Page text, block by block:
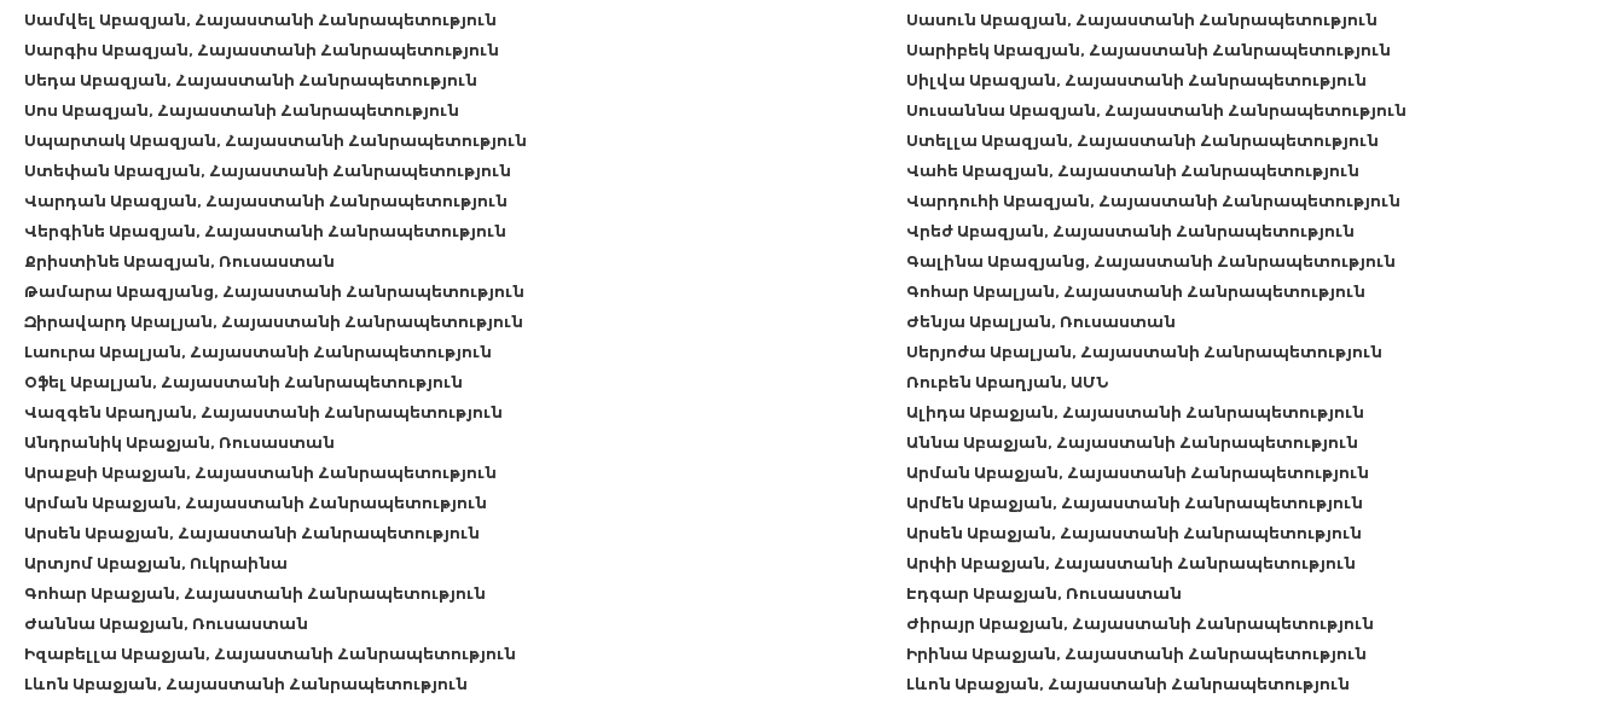
Սամվել Աբազյան, Հայաստանի Հանրապետություն
Սասուն Աբազյան, Հայաստանի Հանրապետություն
Սարգիս Աբազյան, Հայաստանի Հանրապետություն
Սարիբեկ Աբազյան, Հայաստանի Հանրապետություն
Սեդա Աբազյան, Հայաստանի Հանրապետություն
Սիլվա Աբազյան, Հայաստանի Հանրապետություն
Սոս Աբազյան, Հայաստանի Հանրապետություն
Սուսաննա Աբազյան, Հայաստանի Հանրապետություն
Սպարտակ Աբազյան, Հայաստանի Հանրապետություն
Ստելլա Աբազյան, Հայաստանի Հանրապետություն
Ստեփան Աբազյան, Հայաստանի Հանրապետություն
Վահե Աբազյան, Հայաստանի Հանրապետություն
Վարդան Աբազյան, Հայաստանի Հանրապետություն
Վարդուհի Աբազյան, Հայաստանի Հանրապետություն
Վերգինե Աբազյան, Հայաստանի Հանրապետություն
Վրեժ Աբազյան, Հայաստանի Հանրապետություն
Քրիստինե Աբազյան, Ռուսաստան
Գալինա Աբազյանց, Հայաստանի Հանրապետություն
Թամարա Աբազյանց, Հայաստանի Հանրապետություն
Գոհար Աբալյան, Հայաստանի Հանրապետություն
Զիրավարդ Աբալյան, Հայաստանի Հանրապետություն
Ժենյա Աբալյան, Ռուսաստան
Լաուրա Աբալյան, Հայաստանի Հանրապետություն
Սերյոժա Աբալյան, Հայաստանի Հանրապետություն
Օֆել Աբալյան, Հայաստանի Հանրապետություն
Ռուբեն Աբաղյան, ԱՄՆ
Վազգեն Աբաղյան, Հայաստանի Հանրապետություն
Ալիդա Աբաջյան, Հայաստանի Հանրապետություն
Անդրանիկ Աբաջյան, Ռուսաստան
Աննա Աբաջյան, Հայաստանի Հանրապետություն
Արաքսի Աբաջյան, Հայաստանի Հանրապետություն
Արման Աբաջյան, Հայաստանի Հանրապետություն
Արման Աբաջյան, Հայաստանի Հանրապետություն
Արմեն Աբաջյան, Հայաստանի Հանրապետություն
Արսեն Աբաջյան, Հայաստանի Հանրապետություն
Արսեն Աբաջյան, Հայաստանի Հանրապետություն
Արտյոմ Աբաջյան, Ուկրաինա
Արփի Աբաջյան, Հայաստանի Հանրապետություն
Գոհար Աբաջյան, Հայաստանի Հանրապետություն
Էդգար Աբաջյան, Ռուսաստան
Ժաննա Աբաջյան, Ռուսաստան
Ժիրայր Աբաջյան, Հայաստանի Հանրապետություն
Իզաբելլա Աբաջյան, Հայաստանի Հանրապետություն
Իրինա Աբաջյան, Հայաստանի Հանրապետություն
Լևոն Աբաջյան, Հայաստանի Հանրապետություն
Լևոն Աբաջյան, Հայաստանի Հանրապետություն